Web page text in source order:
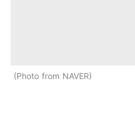
Photo from NAVER